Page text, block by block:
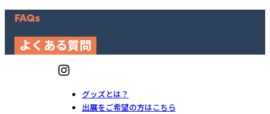
FAQs
よくある質問
グッズとは？
出展をご希望の方はこちら